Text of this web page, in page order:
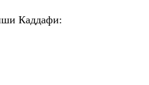
Каддафи: